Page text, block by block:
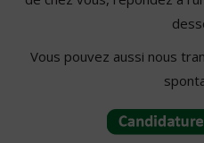
Vous pouvez aussi nous